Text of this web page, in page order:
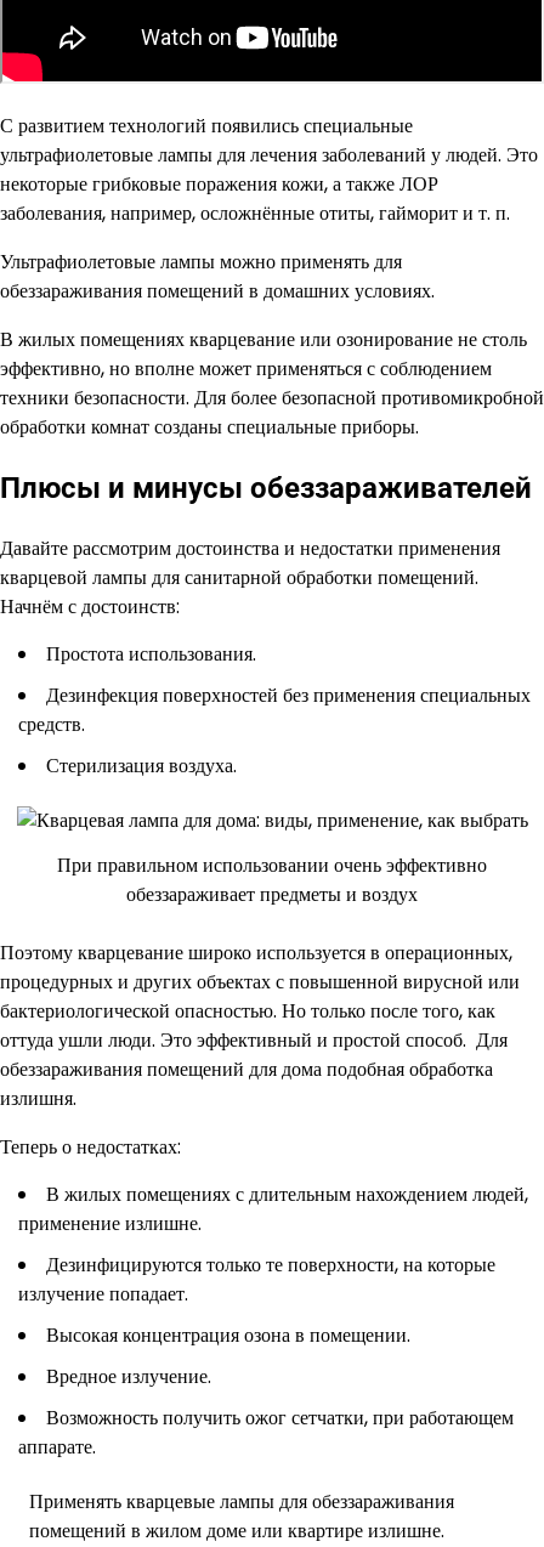
С развитием технологий появились специальные
ультрафиолетовые лампы для лечения заболеваний у людей. Это
некоторые грибковые поражения кожи, а также ЛОР
заболевания, например, осложнённые отиты, гайморит и т. п.
Ультрафиолетовые лампы можно применять для
обеззараживания помещений в домашних условиях.
В жилых помещениях кварцевание или озонирование не столь
эффективно, но вполне может применяться с соблюдением
техники безопасности. Для более безопасной противомикробной
обработки комнат созданы специальные приборы.
Плюсы и минусы обеззараживателей
Давайте рассмотрим достоинства и недостатки применения
кварцевой лампы для санитарной обработки помещений.
Начнём с достоинств:
Простота использования.
Дезинфекция поверхностей без применения специальных
средств.
Стерилизация воздуха.
При правильном использовании очень эффективно
обеззараживает предметы и воздух
Поэтому кварцевание широко используется в операционных,
процедурных и других объектах с повышенной вирусной или
бактериологической опасностью. Но только после того, как
оттуда ушли люди. Это эффективный и простой способ. Для
обеззараживания помещений для дома подобная обработка
излишня.
Теперь о недостатках:
В жилых помещениях с длительным нахождением людей,
применение излишне.
Дезинфицируются только те поверхности, на которые
излучение попадает.
Высокая концентрация озона в помещении.
Вредное излучение.
Возможность получить ожог сетчатки, при работающем
аппарате.
Применять кварцевые лампы для обеззараживания
помещений в жилом доме или квартире излишне.